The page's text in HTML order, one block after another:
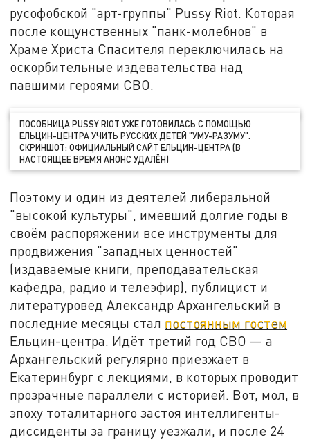
русофобской "арт-группы" Pussy Riot. Которая
после кощунственных "панк-молебнов" в
Храме Христа Спасителя переключилась на
оскорбительные издевательства над
павшими героями СВО.
ПОСОБНИЦА PUSSY RIOT УЖЕ ГОТОВИЛАСЬ С ПОМОЩЬЮ
ЕЛЬЦИН-ЦЕНТРА УЧИТЬ РУССКИХ ДЕТЕЙ "УМУ-РАЗУМУ".
СКРИНШОТ: ОФИЦИАЛЬНЫЙ САЙТ ЕЛЬЦИН-ЦЕНТРА (В
НАСТОЯЩЕЕ ВРЕМЯ АНОНС УДАЛЁН)
Поэтому и один из деятелей либеральной
"высокой культуры", имевший долгие годы в
своём распоряжении все инструменты для
продвижения "западных ценностей"
(издаваемые книги, преподавательская
кафедра, радио и телеэфир), публицист и
литературовед Александр Архангельский в
последние месяцы стал постоянным гостем
Ельцин-центра. Идёт третий год СВО — а
Архангельский регулярно приезжает в
Екатеринбург с лекциями, в которых проводит
прозрачные параллели с историей. Вот, мол, в
эпоху тоталитарного застоя интеллигенты-
диссиденты за границу уезжали, и после 24